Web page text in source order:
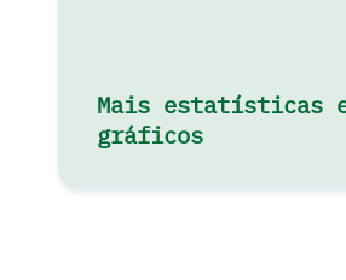
Mais estatísticas
gráficos